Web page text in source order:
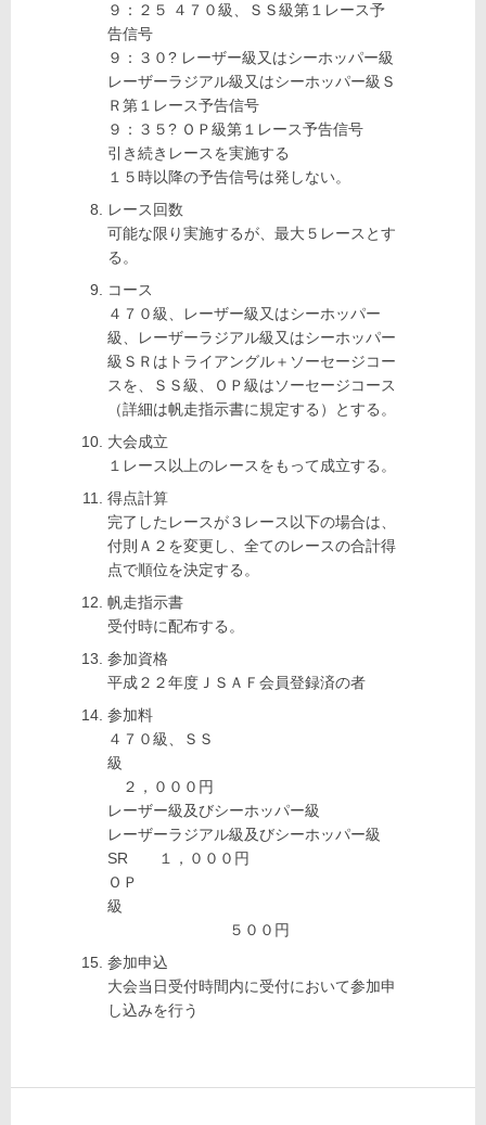
９：２５ ４７０級、ＳＳ級第１レース予
告信号
９：３０? レーザー級又はシーホッパー級
レーザーラジアル級又はシーホッパー級Ｓ
Ｒ第１レース予告信号
９：３５? ＯＰ級第１レース予告信号
引き続きレースを実施する
１５時以降の予告信号は発しない。
レース回数
可能な限り実施するが、最大５レースとす
る。
コース
４７０級、レーザー級又はシーホッパー
級、レーザーラジアル級又はシーホッパー
級ＳＲはトライアングル＋ソーセージコー
スを、ＳＳ級、ＯＰ級はソーセージコース
（詳細は帆走指示書に規定する）とする。
大会成立
１レース以上のレースをもって成立する。
得点計算
完了したレースが３レース以下の場合は、
付則Ａ２を変更し、全てのレースの合計得
点で順位を決定する。
帆走指示書
受付時に配布する。
参加資格
平成２２年度ＪＳＡＦ会員登録済の者
参加料
４７０級、ＳＳ
級
２，０００円
レーザー級及びシーホッパー級
レーザーラジアル級及びシーホッパー級
SR １，０００円
ＯＰ
級
５００円
参加申込
大会当日受付時間内に受付において参加申
し込みを行う